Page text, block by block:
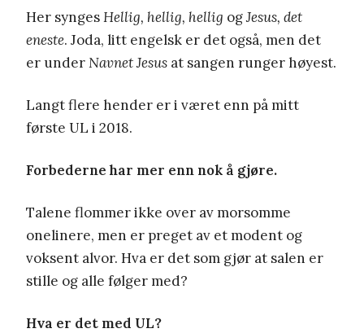
Her syngesHellig, hellig, hellig ogJesus, det
eneste. Joda, litt engelsk er det også, men det
er underNavnet Jesus at sangen runger høyest.
Langt flere hender er i været enn på mitt
første UL i 2018.
Forbederne har mer enn nok å gjøre.
Talene flommer ikke over av morsomme
onelinere, men er preget av et modent og
voksent alvor. Hva er det som gjør at salen er
stille og alle følger med?
Hva er det med UL?